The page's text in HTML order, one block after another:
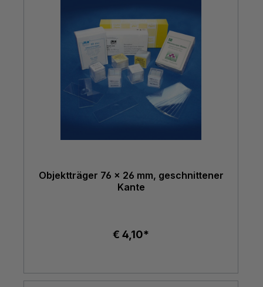
Objektträger 76 x 26 mm, geschnittener
Kante
€ 4,10*